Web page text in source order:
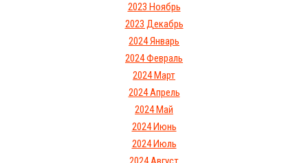
2023 Ноябрь
2023 Декабрь
2024 Январь
2024 Февраль
2024 Март
2024 Апрель
2024 Май
2024 Июнь
2024 Июль